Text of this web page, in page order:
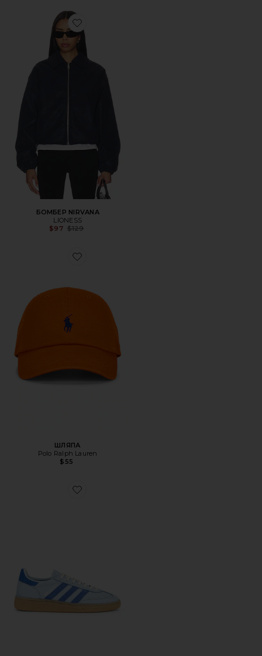
Favorite БОМБЕР NIRVANA
БОМБЕР NIRVANA
LIONESS
$97 Previous price:
$129
Favorite ШЛЯПА
ШЛЯПА
Polo Ralph Lauren
$55
Favorite КРОССОВКИ HANDBALL SPEZIAL